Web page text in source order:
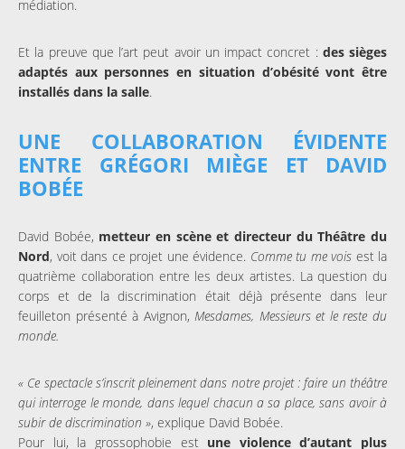
médiation.
Et la preuve que l’art peut avoir un impact concret : des sièges
adaptés aux personnes en situation d’obésité vont être
installés dans la salle.
UNE COLLABORATION ÉVIDENTE
ENTRE GRÉGORI MIÈGE ET DAVID
BOBÉE
David Bobée, metteur en scène et directeur du Théâtre du
Nord, voit dans ce projet une évidence. Comme tu me vois est la
quatrième collaboration entre les deux artistes. La question du
corps et de la discrimination était déjà présente dans leur
feuilleton présenté à Avignon,Mesdames, Messieurs et le reste du
monde.
« Ce spectacle s’inscrit pleinement dans notre projet : faire un théâtre
qui interroge le monde, dans lequel chacun a sa place, sans avoir à
subir de discrimination », explique David Bobée.
Pour lui, la grossophobie est une violence d’autant plus